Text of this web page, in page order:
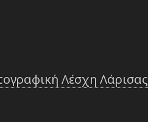
Λέσχη Λάρισας